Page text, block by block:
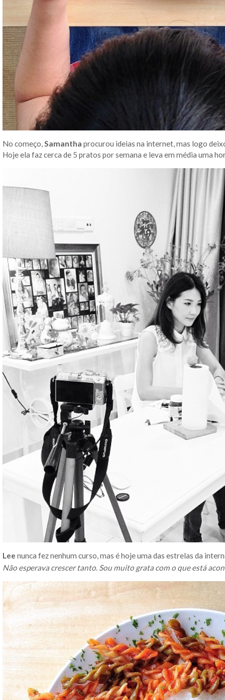
No começo,Samantha procurou ideias na internet, mas logo
Hoje ela faz cerca de 5 pratos por semana e leva em média uma
Lee nunca fez nenhum curso, mas é hoje uma das estrelas da
Não esperava crescer tanto. Sou muito grata com o que está